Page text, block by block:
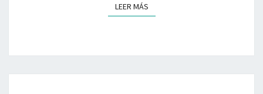
LEER MÁSLEER MÁS